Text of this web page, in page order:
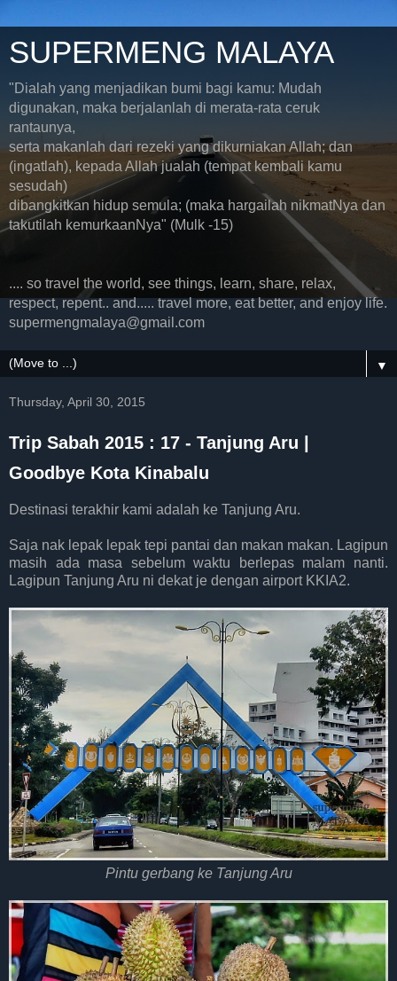
SUPERMENG MALAYA
"Dialah yang menjadikan bumi bagi kamu: Mudah
digunakan, maka berjalanlah di merata-rata ceruk
rantaunya,
serta makanlah dari rezeki yang dikurniakan Allah; dan
(ingatlah), kepada Allah jualah (tempat kembali kamu
sesudah)
dibangkitkan hidup semula; (maka hargailah nikmatNya dan
takutilah kemurkaanNya" (Mulk -15)
.... so travel the world, see things, learn, share, relax,
respect, repent.. and..... travel more, eat better, and enjoy life.
supermengmalaya@gmail.com
▼
Thursday, April 30, 2015
Trip Sabah 2015 : 17 - Tanjung Aru |
Goodbye Kota Kinabalu
Destinasi terakhir kami adalah ke Tanjung Aru.
Saja nak lepak lepak tepi pantai dan makan makan. Lagipun
masih ada masa sebelum waktu berlepas malam nanti.
Lagipun Tanjung Aru ni dekat je dengan airport KKIA2.
Pintu gerbang ke Tanjung Aru